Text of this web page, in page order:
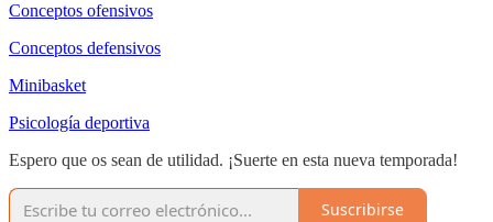
Conceptos ofensivos
Conceptos defensivos
Minibasket
Psicología deportiva
Espero que os sean de utilidad. ¡Suerte en esta nueva temporada!
Suscribirse